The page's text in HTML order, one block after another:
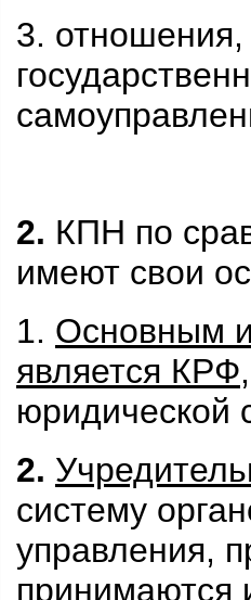
3.
2. КПН по
имеют свои
1. Основным
является КРФ
юридической
2.
систему
управления,
принимаются